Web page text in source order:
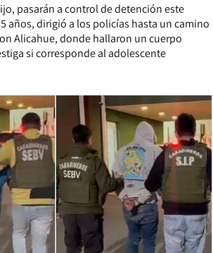
pasarán a control de detención este
años, dirigió a los policías hasta un camino
Alicahue, donde hallaron un cuerpo
si corresponde al adolescente